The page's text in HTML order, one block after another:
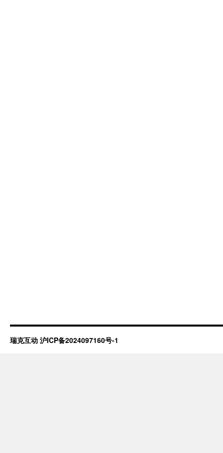
瑞克互动 沪ICP备2024097160号-1